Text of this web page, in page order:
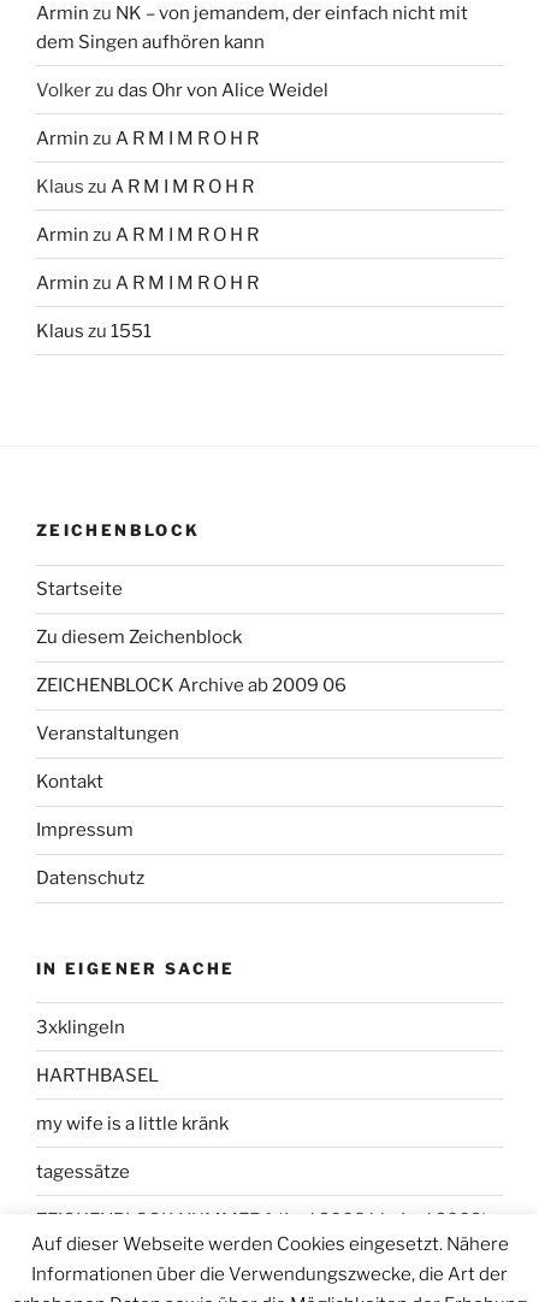
Armin zu NK – von jemandem, der einfach nicht mit
dem Singen aufhören kann
Volkerzu das Ohr von Alice Weidel
Armin zu A R M I M R O H R
Klaus zu A R M I M R O H R
Armin zu A R M I M R O H R
Armin zu A R M I M R O H R
Klaus zu 1551
ZEICHENBLOCK
Startseite
Zu diesem Zeichenblock
ZEICHENBLOCK Archive ab 2009 06
Veranstaltungen
Kontakt
Impressum
Datenschutz
IN EIGENER SACHE
3xklingeln
HARTHBASEL
my wife is a little kränk
tagessätze
ZEICHENBLOCK NUMMER 1 (Juni 2008 bis Juni 2009)
Auf dieser Webseite werden Cookies eingesetzt. Nähere
Informationen über die Verwendungszwecke, die Art der